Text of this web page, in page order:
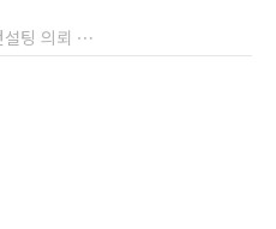
설팅 의뢰 ⋯